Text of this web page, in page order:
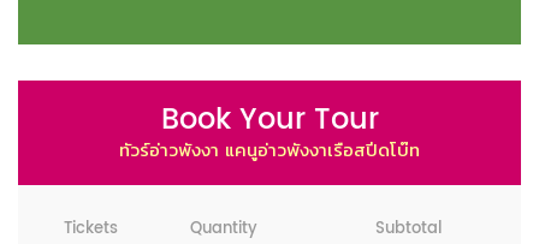
Book Your Tour
ทัวร์อ่าวพังงา แคนูอ่าวพังงาเรือสปีดโบ๊ท
Tickets Quantity Subtotal